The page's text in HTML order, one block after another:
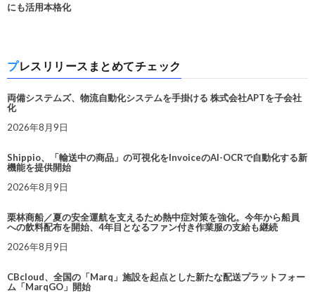
にも活用本格化
プレスリリースまとめてチェック
両備システムズ、物流自動化システムを手掛ける 株式会社APTを子会社
化
2026年8月9日
Shippio、「輸送中の商品」の可視化をInvoiceのAI-OCRで自動化する新
機能を提供開始
2026年8月9日
栗林商船／夏の安全運航を支えるため熱中症対策を強化。今年から船員
への飲料配布を開始、4年目となるファン付き作業服の支給も継続
2026年8月9日
CBcloud、全国の「Marq」施設を起点とした新たな配送プラットフォー
ム「MarqGO」開始